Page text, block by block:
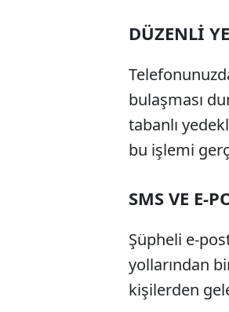
DÜZENLİ
bulaşması
tabanlı
bu işlemi
SMS VE E-
Şüpheli e-
yollarından
kişilerden